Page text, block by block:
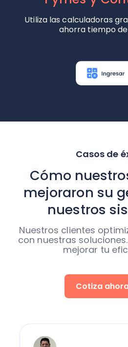
Utiliza las calculadoras
ahorra tiempo
Casos de
Cómo
mejoraron su
nuestros
Nuestros clientes
con nuestras
mejorar tu
Cotiza